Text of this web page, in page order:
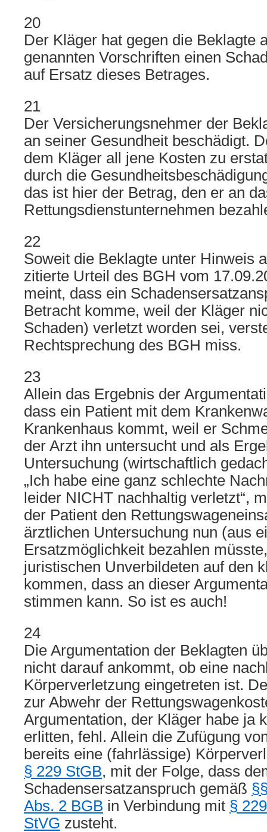
20
Der Kläger hat gegen die Beklagte
genannten Vorschriften einen
auf Ersatz dieses Betrages.
21
Der Versicherungsnehmer der
an seiner Gesundheit beschädigt.
dem Kläger all jene Kosten zu
durch die
das ist hier der Betrag, den er an
Rettungsdienstunternehmen
22
Soweit die Beklagte unter Hinweis
zitierte Urteil des BGH vom
meint, dass ein
Betracht komme, weil der Kläger
Schaden) verletzt worden sei,
Rechtsprechung des BGH miss.
23
Allein das Ergebnis der
dass ein Patient mit dem
Krankenhaus kommt, weil er
der Arzt ihn untersucht und als
Untersuchung (wirtschaftlich
„Ich habe eine ganz schlechte
leider NICHT nachhaltig verletzt“,
der Patient den
ärztlichen Untersuchung nun (aus
Ersatzmöglichkeit bezahlen
juristischen Unverbildeten auf den
kommen, dass an dieser
stimmen kann. So ist es auch!
24
Die Argumentation der Beklagten
nicht darauf ankommt, ob eine
Körperverletzung eingetreten ist.
zur Abwehr der
Argumentation, der Kläger habe ja
erlitten, fehl. Allein die Zufügung
bereits eine (fahrlässige)
§ 229 StGB, mit der Folge, dass
Schadensersatzanspruch gemäß
Abs. 2 BGB in Verbindung mit §
StVG zusteht.